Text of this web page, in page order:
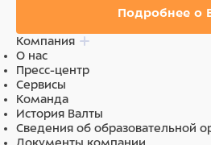
Подробнее о
Компания
О нас
Пресс-центр
Сервисы
Команда
История Валты
Сведения об образовательной